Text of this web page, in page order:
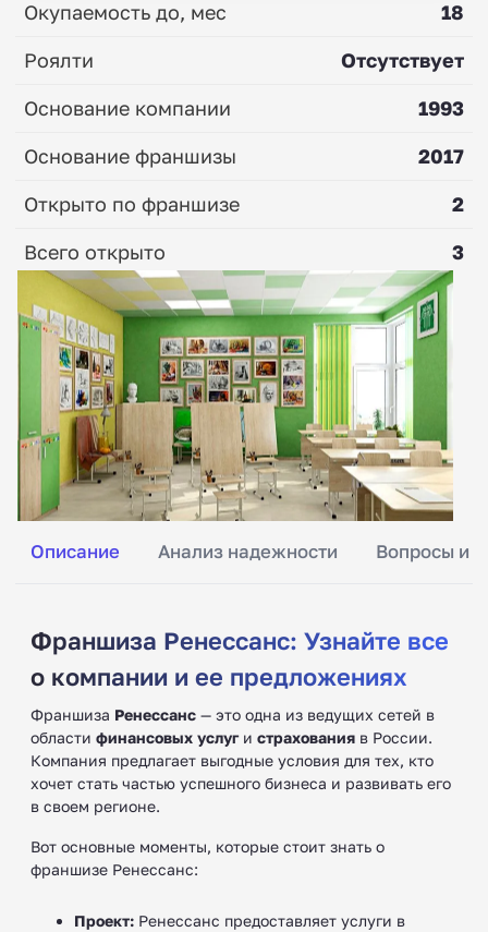
Описание Анализ надежности Вопросы и
Франшиза Ренессанс: Узнайте все
о компании и ее предложениях
Франшиза Ренессанс — это одна из ведущих сетей в
области финансовых услуги страхования в России.
Компания предлагает выгодные условия для тех, кто
хочет стать частью успешного бизнеса и развивать его
в своем регионе.
Вот основные моменты, которые стоит знать о
франшизе Ренессанс:
Проект: Ренессанс предоставляет услуги в
Окупаемость до, мес
18
Роялти
Отсутствует
Основание компании
1993
Основание франшизы
2017
Открыто по франшизе
2
Всего открыто
3